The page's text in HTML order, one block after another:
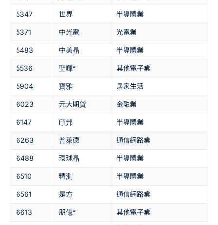
5347 世界 半導體業
5371 中光電 光電業
5483 中美晶 半導體業
5536 聖暉* 其他電子業
5904 寶雅 居家生活
6023 元大期貨 金融業
6147 頎邦 半導體業
6263 普萊德 通信網路業
6488 環球晶 半導體業
6510 精測 半導體業
6561 是方 通信網路業
6613 朋億* 其他電子業